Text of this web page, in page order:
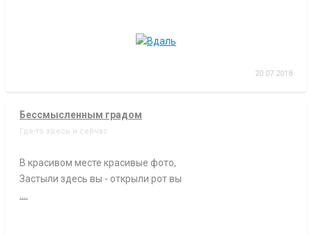
20.07.2018
Бессмысленным градом
Где-то здесь и сейчас
В красивом месте красивые фото,
Застыли здесь вы - открыли рот вы